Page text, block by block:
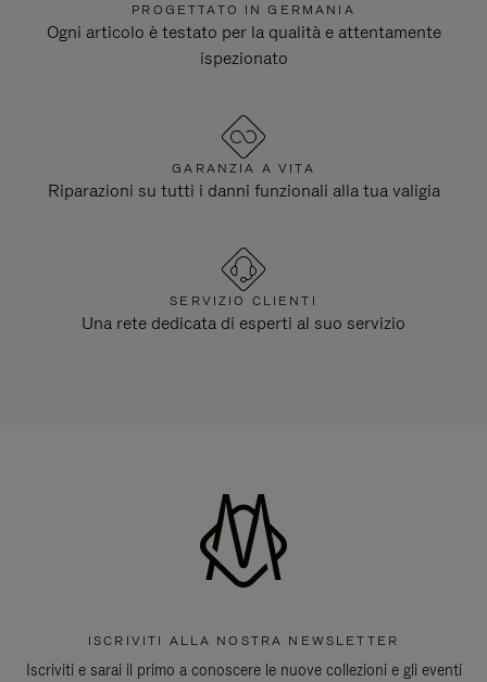
PROGETTATO IN GERMANIA
Ogni articolo è testato per la qualità e attentamente
ispezionato
GARANZIA A VITA
Riparazioni su tutti i danni funzionali alla tua valigia
SERVIZIO CLIENTI
Una rete dedicata di esperti al suo servizio
ISCRIVITI ALLA NOSTRA NEWSLETTER
Iscriviti e sarai il primo a conoscere le nuove collezioni e gli eventi